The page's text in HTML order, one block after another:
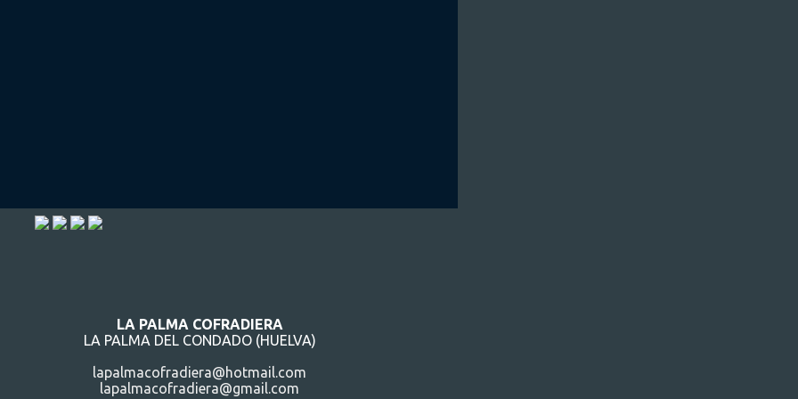
LA PALMA COFRADIERA
LA PALMA DEL CONDADO (HUELVA)
lapalmacofradiera@hotmail.com
lapalmacofradiera@gmail.com